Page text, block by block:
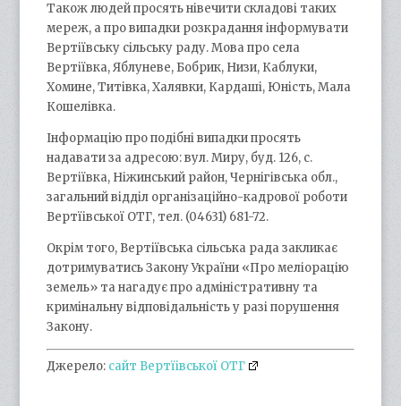
Також людей просять нівечити складові таких
мереж, а про випадки розкрадання інформувати
Вертіївську сільську раду. Мова про села
Вертіївка, Яблуневе, Бобрик, Низи, Каблуки,
Хомине, Титівка, Халявки, Кардаші, Юність, Мала
Кошелівка.
Інформацію про подібні випадки просять
надавати за адресою: вул. Миру, буд. 126, с.
Вертіївка, Ніжинський район, Чернігівська обл.,
загальний відділ організаційно-кадрової роботи
Вертїівської ОТГ, тел. (04631) 681-72.
Окрім того, Вертіївська сільська рада закликає
дотримуватись Закону України «Про меліорацію
земель» та нагадує про адміністративну та
кримінальну відповідальність у разі порушення
Закону.
Джерело: сайт Вертїівської ОТГ